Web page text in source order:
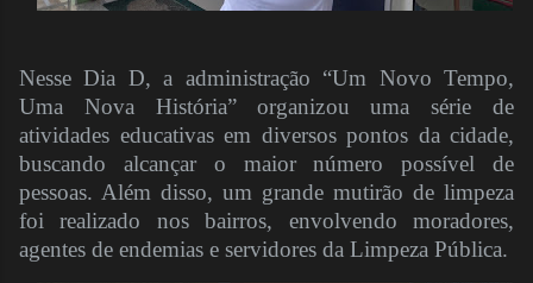
Nesse Dia D, a administração “Um Novo Tempo,
Uma Nova História” organizou uma série de
atividades educativas em diversos pontos da cidade,
buscando alcançar o maior número possível de
pessoas. Além disso, um grande mutirão de limpeza
foi realizado nos bairros, envolvendo moradores,
agentes de endemias e servidores da Limpeza Pública.